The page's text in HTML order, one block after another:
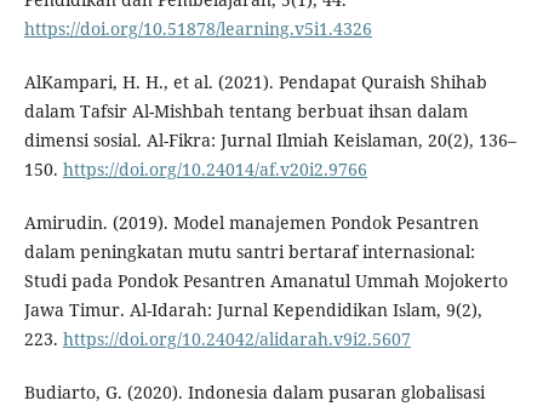
https://doi.org/10.51878/learning.v5i1.4326
AlKampari, H. H., et al. (2021). Pendapat Quraish Shihab
dalam Tafsir Al-Mishbah tentang berbuat ihsan dalam
dimensi sosial. Al-Fikra: Jurnal Ilmiah Keislaman, 20(2), 136–
150. https://doi.org/10.24014/af.v20i2.9766
Amirudin. (2019). Model manajemen Pondok Pesantren
dalam peningkatan mutu santri bertaraf internasional:
Studi pada Pondok Pesantren Amanatul Ummah Mojokerto
Jawa Timur. Al-Idarah: Jurnal Kependidikan Islam, 9(2),
223. https://doi.org/10.24042/alidarah.v9i2.5607
Budiarto, G. (2020). Indonesia dalam pusaran globalisasi